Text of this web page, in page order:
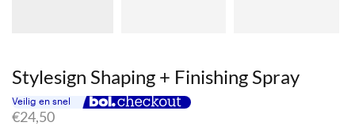
Stylesign Shaping + Finishing Spray
€24,50